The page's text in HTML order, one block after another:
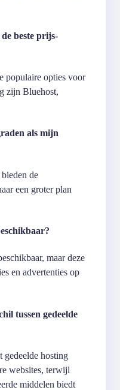
beste prijs-
populaire opties voor
zijn Bluehost,
als mijn
de
een groter plan
maar deze
en advertenties op
tussen gedeelde
gedeelde hosting
websites, terwijl
middelen biedt